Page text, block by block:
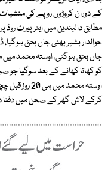
کے دوران کروڑوں روپے کی
مطابق دالبندین میں ایئرپورٹ روڈ
جاں بحق ہوگئی، اوستہ محمد میں
کو کھانا کھانے کے بعد سوگیا جو
اوستہ محمد
کرکے لاش گھر کے صحن میں دفنا